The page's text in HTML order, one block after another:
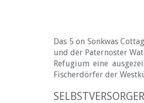
Das 5 on Sonkwas
und der Paternoster
Refugium eine
Fischerdörfer der